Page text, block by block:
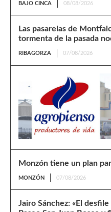
BAJO CINCA 08/08/2026
Las pasarelas de
tormenta de la pasada
RIBAGORZA 07/08/2026
Monzón tiene un plan
MONZÓN 07/08/2026
Jairo Sánchez: «El